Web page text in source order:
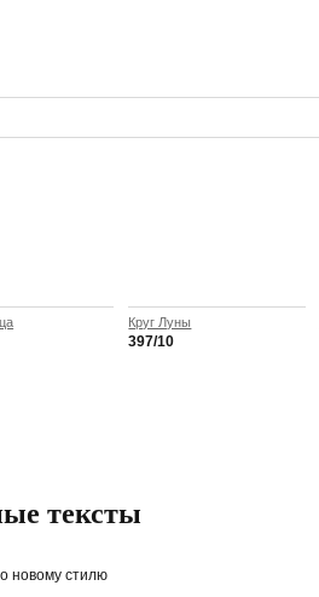
Круг Луны
397/10
тексты
новому стилю